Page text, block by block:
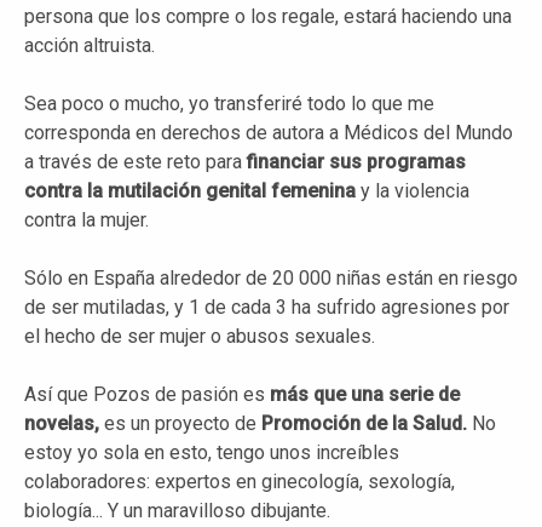
persona que los compre o los regale, estará haciendo una
acción altruista.
Sea poco o mucho, yo transferiré todo lo que me
corresponda en derechos de autora a Médicos del Mundo
a través de este reto parafinanciar sus programas
contra la mutilación genital femenina y la violencia
contra la mujer.
Sólo en España alrededor de 20 000 niñas están en riesgo
de ser mutiladas, y 1 de cada 3 ha sufrido agresiones por
el hecho de ser mujer o abusos sexuales.
Así que Pozos de pasión es más que una serie de
novelas, es un proyecto de Promoción de la Salud. No
estoy yo sola en esto, tengo unos increíbles
colaboradores: expertos en ginecología, sexología,
biología... Y un maravilloso dibujante.